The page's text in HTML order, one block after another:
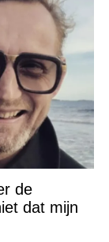
de
dat mijn